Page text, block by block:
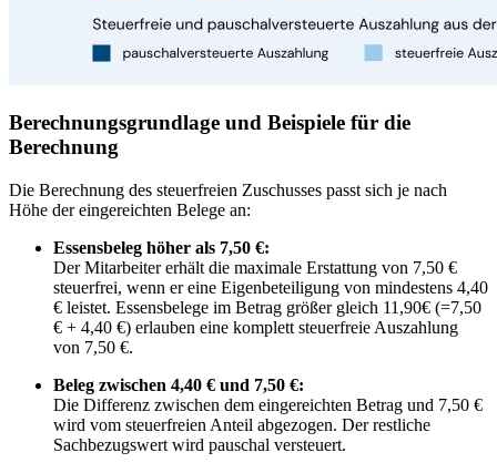
Berechnungsgrundlage und Beispiele für die
Berechnung
Die Berechnung des steuerfreien Zuschusses passt sich je nach
Höhe der eingereichten Belege an:
Essensbeleg höher als 7,50 €:
Der Mitarbeiter erhält die maximale Erstattung von 7,50 €
steuerfrei, wenn er eine Eigenbeteiligung von mindestens 4,40
€ leistet. Essensbelege im Betrag größer gleich 11,90€ (=7,50
€ + 4,40 €) erlauben eine komplett steuerfreie Auszahlung
von 7,50 €.
Beleg zwischen 4,40 € und 7,50 €:
Die Differenz zwischen dem eingereichten Betrag und 7,50 €
wird vom steuerfreien Anteil abgezogen. Der restliche
Sachbezugswert wird pauschal versteuert.